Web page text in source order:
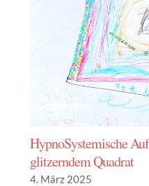
HypnoSystemische
glitzerndem Quadrat
4. März 2025